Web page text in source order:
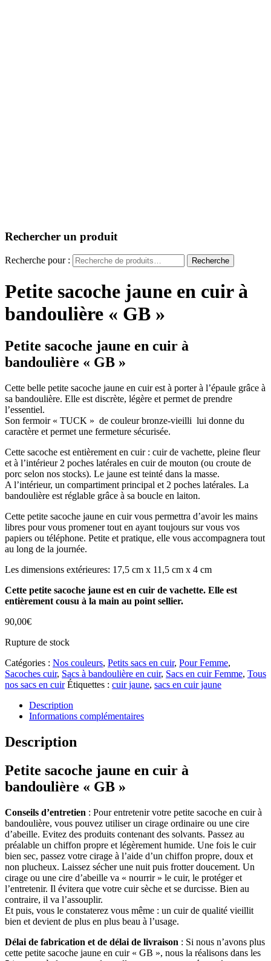
Rechercher un produit
Recherche pour : Recherche
Petite sacoche jaune en cuir à
bandoulière « GB »
Petite sacoche jaune en cuir à
bandoulière « GB »
Cette belle petite sacoche jaune en cuir est à porter à l’épaule grâce à
sa bandoulière. Elle est discrète, légère et permet de prendre
l’essentiel.
Son fermoir « TUCK » de couleur bronze-vieilli lui donne du
caractère et permet une fermeture sécurisée.
Cette sacoche est entièrement en cuir : cuir de vachette, pleine fleur
et à l’intérieur 2 poches latérales en cuir de mouton (ou croute de
porc selon nos stocks). Le jaune est teinté dans la masse.
A l’intérieur, un compartiment principal et 2 poches latérales. La
bandoulière est réglable grâce à sa boucle en laiton.
Cette petite sacoche jaune en cuir vous permettra d’avoir les mains
libres pour vous promener tout en ayant toujours sur vous vos
papiers ou téléphone. Petite et pratique, elle vous accompagnera tout
au long de la journée.
Les dimensions extérieures: 17,5 cm x 11,5 cm x 4 cm
Cette petite sacoche jaune est en cuir de vachette. Elle est
entièrement cousu à la main au point sellier.
90,00€
Rupture de stock
Catégories : Nos couleurs, Petits sacs en cuir, Pour Femme,
Sacoches cuir, Sacs à bandoulière en cuir, Sacs en cuir Femme, Tous
nos sacs en cuir Étiquettes : cuir jaune, sacs en cuir jaune
Description
Informations complémentaires
Description
Petite sacoche jaune en cuir à
bandoulière « GB »
Conseils d’entretien : Pour entretenir votre petite sacoche en cuir à
bandoulière, vous pouvez utiliser un cirage ordinaire ou une cire
d’abeille. Evitez des produits contenant des solvants. Passez au
préalable un chiffon propre et légèrement humide. Une fois le cuir
bien sec, passez votre cirage à l’aide d’un chiffon propre, doux et
non plucheux. Laissez sécher une nuit puis frotter doucement. Un
cirage ou une cire d’abeille va « nourrir » le cuir, le protéger et
l’entretenir. Il évitera que votre cuir sèche et se durcisse. Bien au
contraire, il va l’assouplir.
Et puis, vous le constaterez vous même : un cuir de qualité vieillit
bien et devient de plus en plus beau à l’usage.
Délai de fabrication et de délai de livraison : Si nous n’avons plus
cette petite sacoche jaune en cuir « GB », nous la réalisons dans les